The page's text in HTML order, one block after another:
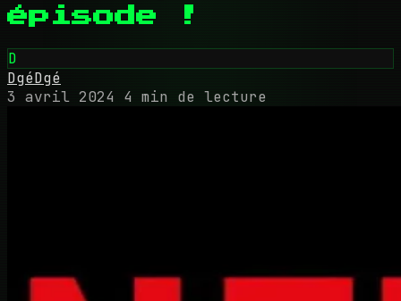
épisode !
D
DgéDgé
3 avril 2024
4 min de lecture